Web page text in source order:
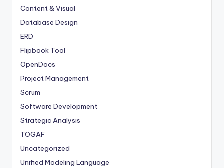
Content & Visual
Database Design
ERD
Flipbook Tool
OpenDocs
Project Management
Scrum
Software Development
Strategic Analysis
TOGAF
Uncategorized
Unified Modeling Language